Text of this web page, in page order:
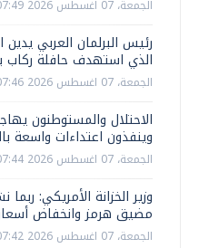
الجمعة، 07 اغسطس 2026 07:49 م
رئيس البرلمان العربي يدين
الذي استهدف حافلة
الجمعة، 07 اغسطس 2026 07:46 م
الاحتلال والمستوطنون
وينفذون اعتداءات واسعة
الجمعة، 07 اغسطس 2026 07:44 م
وزير الخزانة الأمريكي:
مضيق هرمز وانخفاض
الجمعة، 07 اغسطس 2026 07:42 م